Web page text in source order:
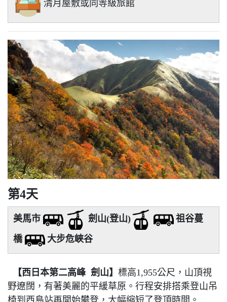
清月屋敷或同等級旅館
第4天
美馬市 劍山(登山)
祖谷蔓
橋
大步危峽谷
【西日本第二高峰 劍山】 標高1,955公尺，山頂視
野遼闊，有著美麗的平緩草原。行程安排搭乘登山吊
椅到西島站再開始攀登，大幅縮短了登頂時間。